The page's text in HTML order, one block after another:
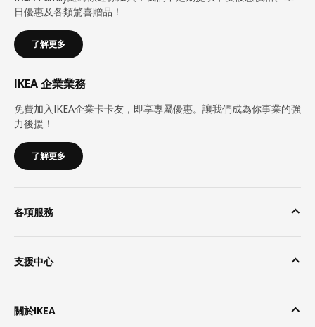
日優惠及各類驚喜贈品！
了解更多
IKEA 企業業務
免費加入IKEA企業卡卡友，即享專屬優惠。讓我們成為你事業的強
力後援！
了解更多
各項服務
支援中心
關於IKEA